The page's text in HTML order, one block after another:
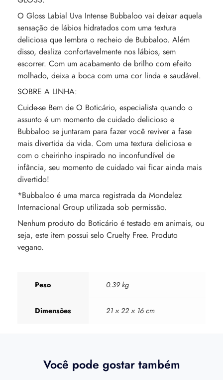
O Gloss Labial Uva Intense Bubbaloo vai deixar aquela
sensação de lábios hidratados com uma textura
deliciosa que lembra o recheio de Bubbaloo. Além
disso, desliza confortavelmente nos lábios, sem
escorrer. Com um acabamento de brilho com efeito
molhado, deixa a boca com uma cor linda e saudável.
SOBRE A LINHA:
Cuide-se Bem de O Boticário, especialista quando o
assunto é um momento de cuidado delicioso e
Bubbaloo se juntaram para fazer você reviver a fase
mais divertida da vida. Com uma textura deliciosa e
com o cheirinho inspirado no inconfundível de
infância, seu momento de cuidado vai ficar ainda mais
divertido!
*Bubbaloo é uma marca registrada da Mondelez
Internacional Group utilizada sob permissão.
Nenhum produto do Boticário é testado em animais, ou
seja, este item possui selo Cruelty Free. Produto
vegano.
Peso 0.39 kg
Dimensões 21 × 22 × 16 cm
Você pode gostar também